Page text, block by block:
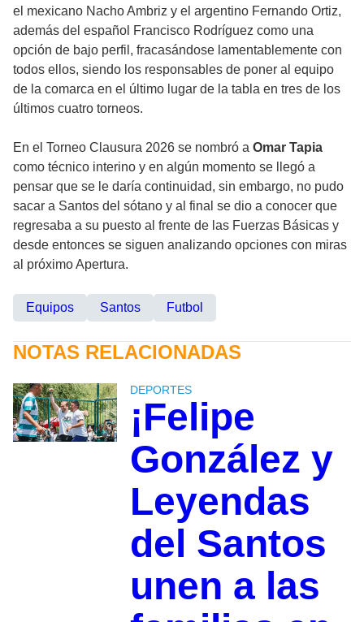
el mexicano Nacho Ambriz y el argentino Fernando Ortiz,
además del español Francisco Rodríguez como una
opción de bajo perfil, fracasándose lamentablemente con
todos ellos, siendo los responsables de poner al equipo
de la comarca en el último lugar de la tabla en tres de los
últimos cuatro torneos.
En el Torneo Clausura 2026 se nombró a Omar Tapia
como técnico interino y en algún momento se llegó a
pensar que se le daría continuidad, sin embargo, no pudo
sacar a Santos del sótano y al final se dio a conocer que
regresaba a su puesto al frente de las Fuerzas Básicas y
desde entonces se siguen analizando opciones con miras
al próximo Apertura.
Equipos Santos Futbol
NOTAS RELACIONADAS
DEPORTES
¡Felipe
González y
Leyendas
del Santos
unen a las